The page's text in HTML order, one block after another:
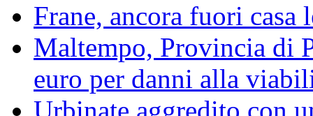
Frane, ancora fuori casa
Maltempo, Provincia di
euro per danni alla